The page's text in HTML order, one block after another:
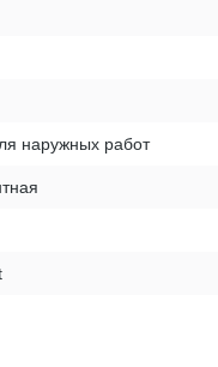
наружных работ